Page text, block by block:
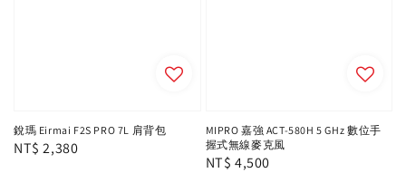
銳瑪 Eirmai F2S PRO 7L 肩背包
Regular
NT$ 2,380
MIPRO 嘉強 ACT-580H 5 GHz 數位手
握式無線麥克風
Regular
NT$ 4,500